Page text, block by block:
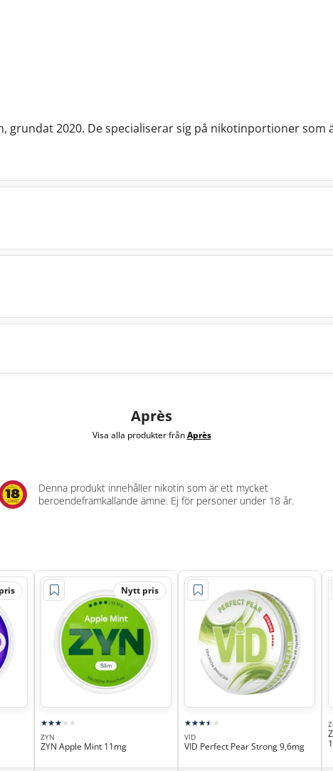
grundat 2020. De specialiserar sig på nikotinportioner som
Après
Visa alla produkter frånAprès
Denna produkt innehåller nikotin som är ett mycket
beroendeframkallande ämne. Ej för personer under 18 år.
Nytt pris
ZYN
ZYN Apple Mint 11mg
VID
VID Perfect Pear Strong 9,6mg